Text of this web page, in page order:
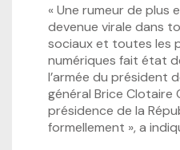
« Une rumeur de plus
devenue virale dans
sociaux et toutes les
numériques fait état
l’armée du président
général Brice Clotaire
présidence de la
formellement », a